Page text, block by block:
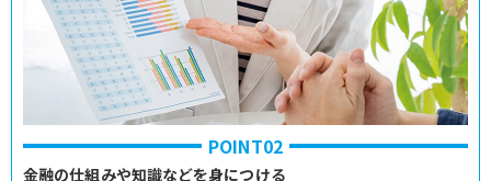
POINT02
金融の仕組みや知識などを身につける